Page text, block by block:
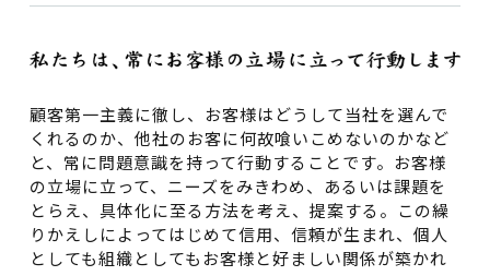
顧客第一主義に徹し、お客様はどうして当社を選んで
くれるのか、他社のお客に何故喰いこめないのかなど
と、常に問題意識を持って行動することです。お客様
の立場に立って、ニーズをみきわめ、あるいは課題を
とらえ、具体化に至る方法を考え、提案する。この繰
りかえしによってはじめて信用、信頼が生まれ、個人
としても組織としてもお客様と好ましい関係が築かれ